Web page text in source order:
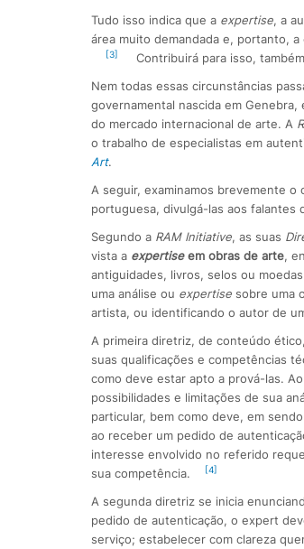
Tudo isso indica que a expertise, a
área muito demandada e, portanto,
[3]
Contribuirá para isso,
Nem todas essas circunstâncias
governamental nascida em
do mercado internacional de arte. A
o trabalho de especialistas em
Art.
A seguir, examinamos brevemente o
portuguesa, divulgá-las aos falantes
Segundo a RAM Initiative, as suas
vista a expertiseem obras de arte,
antiguidades, livros, selos ou
uma análise ou expertise sobre uma
artista, ou identificando o autor de
A primeira diretriz, de conteúdo
suas qualificações e competências
como deve estar apto a prová-las.
possibilidades e limitações de sua
particular, bem como deve, em
ao receber um pedido de
interesse envolvido no referido
sua competência.
[4]
A segunda diretriz se inicia
pedido de autenticação, o expert
serviço; estabelecer com clareza